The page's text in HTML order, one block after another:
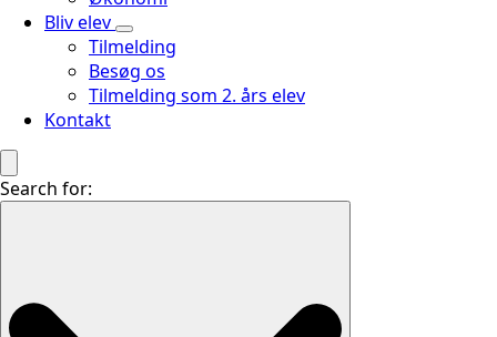
Bliv elev
Tilmelding
Besøg os
Tilmelding som 2. års elev
Kontakt
Search for: